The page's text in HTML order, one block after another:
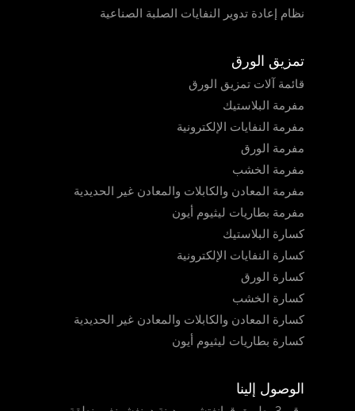
نظام إعادة تدوير النفايات الصلبة الصناعية
تمزيق الورق
قائمة آلات تمزيق الورق
مفرمة البلاستيك
مفرمة النفايات الإلكترونية
مفرمة الورق
مفرمة الخشب
مفرمة المعادن والكابلات والمعادن غير الحديدية
مفرمة بطاريات ليثيوم أيون
كسارة البلاستيك
كسارة النفايات الإلكترونية
كسارة الورق
كسارة الخشب
كسارة المعادن والكابلات والمعادن غير الحديدية
كسارة بطاريات ليثيوم أيون
الوصول إلينا